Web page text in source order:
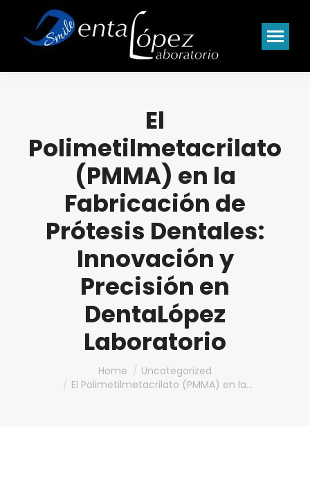
El
Polimetilmetacrilato
(PMMA) en la
Fabricación de
Prótesis Dentales:
Innovación y
Precisión en
DentaLópez
Laboratorio
Home
Uncategorized
El Polimetilmetacrilato (PMMA) en la…